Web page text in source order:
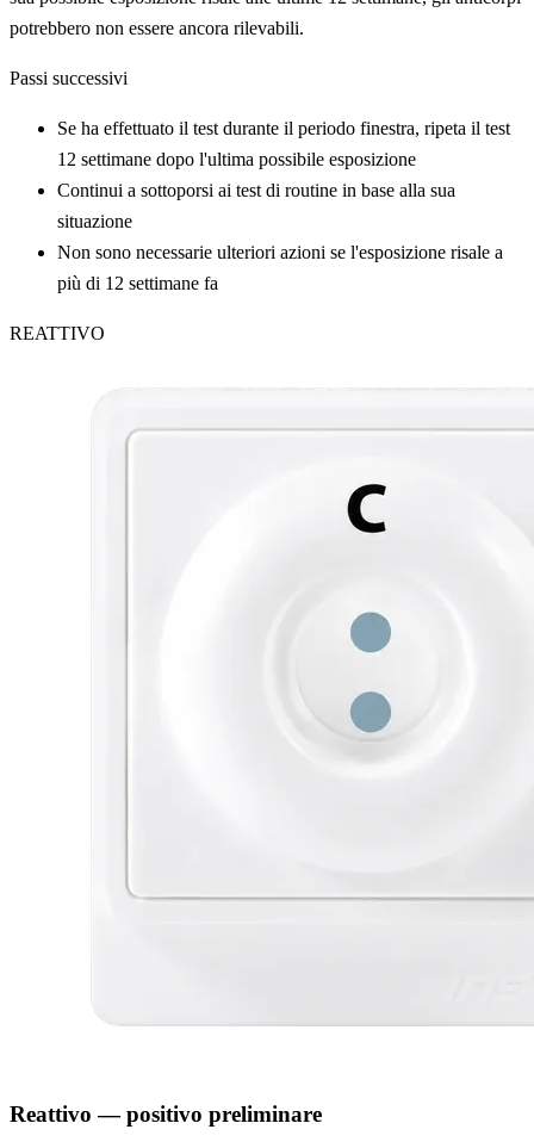
potrebbero non essere ancora rilevabili.
Passi successivi
Se ha effettuato il test durante il periodo finestra, ripeta il test
12 settimane dopo l'ultima possibile esposizione
Continui a sottoporsi ai test di routine in base alla sua
situazione
Non sono necessarie ulteriori azioni se l'esposizione risale a
più di 12 settimane fa
REATTIVO
Reattivo — positivo preliminare